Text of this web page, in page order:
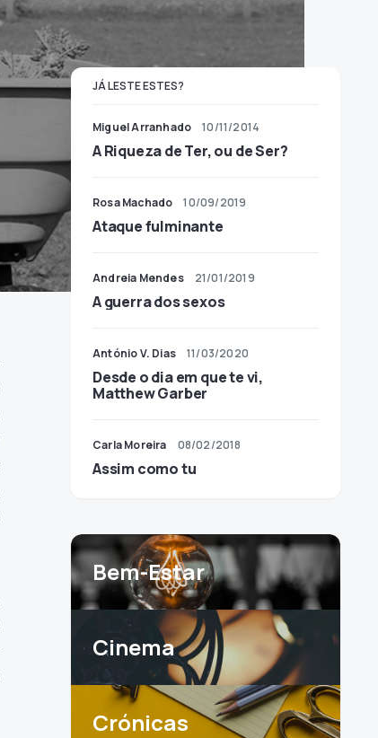
JÁ LESTE ESTES?
Miguel Arranhado 10/11/2014
A Riqueza de Ter, ou de Ser?
Rosa Machado 10/09/2019
Ataque fulminante
Andreia Mendes 21/01/2019
A guerra dos sexos
António V. Dias 11/03/2020
Desde o dia em que te vi,
Matthew Garber
Carla Moreira 08/02/2018
Assim como tu
Bem-Estar
Cinema
Crónicas